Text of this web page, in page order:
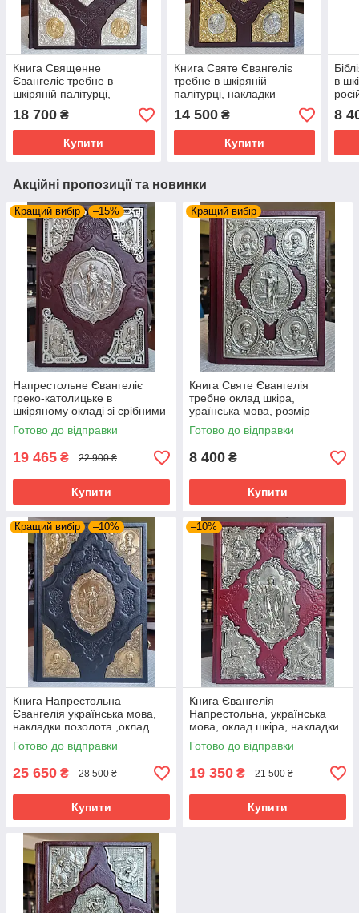
Книга Священне
Євангеліє требне в
шкіряній палітурці,
позолота, слов'янською
мовою, розмір 21*26
18 700 ₴
Купити
Книга Святе Євангеліє
требне в шкіряній
палітурці, накладки
розмір книги 19*26,
застібка
14 500₴
Купити
в
8
Акційні пропозиції та новинки
Кращий вибір –15%
Напрестольне Євангеліє
греко-католицьке в
шкіряному окладі зі срібними
накладками, 26×38 см
Готово до відправки
19 465 ₴ 22 900 ₴
Купити
Кращий вибір
Книга Святе Євангелія
требне оклад шкіра,
ураїнська мова, розмір
книги15*20,накладка
сріблення,крупний шрифт
Готово до відправки
8 400 ₴
Купити
Кращий вибір –10%
Книга Напрестольна
Євангелія українська мова,
накладки позолота ,оклад
шкіра, 2 застібки, розмір
книги 27*38
Готово до відправки
25 650 ₴ 28 500 ₴
Купити
–10%
Книга Євангелія
Напрестольна, українська
мова, оклад шкіра, накладки
фігурні сріблення, розмір
книги 25*35
Готово до відправки
19 350 ₴ 21 500 ₴
Купити